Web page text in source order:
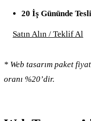
20 İş Gününde
Satın Alın / Teklif Al
* Web tasarım paket
oranı %20’dir.